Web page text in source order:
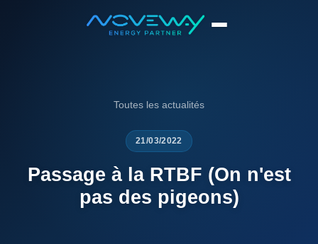
Toutes les actualités
21/03/2022
Passage à la RTBF (On n'est
pas des pigeons)